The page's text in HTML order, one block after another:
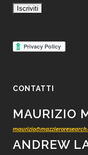
CONTATTI
MAURIZIO
ANDREW